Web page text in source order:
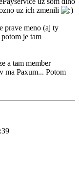
uz ich zmenili
prave meno (aj ty
je tam
a tam member
ma Paxum... Potom